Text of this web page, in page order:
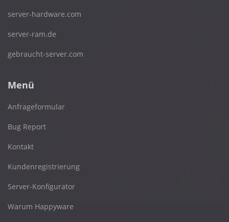
server-hardware.com
server-ram.de
gebraucht-server.com
Menü
Anfrageformular
Bug Report
Kontakt
Kundenregistrierung
Server-Konfigurator
Warum Happyware